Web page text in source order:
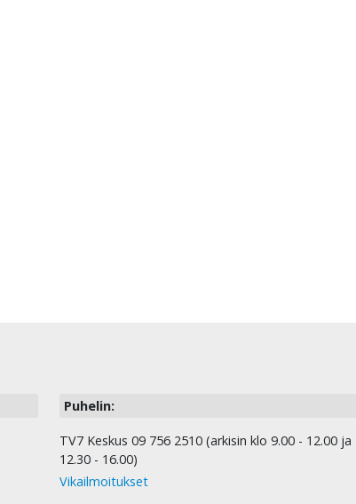
Puhelin:
TV7 Keskus 09 756 2510 (arkisin klo 9.00 - 12.00 ja
12.30 - 16.00)
Vikailmoitukset